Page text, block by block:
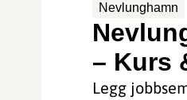
Nevlunghamn
– Kurs
Legg